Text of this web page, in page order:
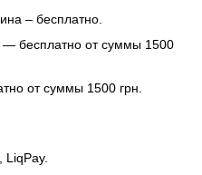
– бесплатно.
— бесплатно от суммы 1500
от суммы 1500 грн.
LiqPay.